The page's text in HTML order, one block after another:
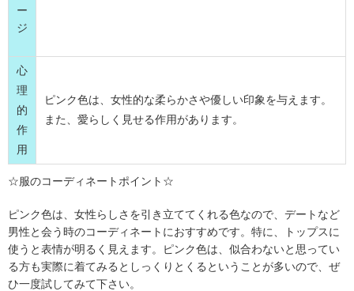
ー
ジ
心
理
的
作
用
ピンク色は、女性的な柔らかさや優しい印象を与えます。
また、愛らしく見せる作用があります。
☆服のコーディネートポイント☆
ピンク色は、女性らしさを引き立ててくれる色なので、デートなど
男性と会う時のコーディネートにおすすめです。特に、トップスに
使うと表情が明るく見えます。ピンク色は、似合わないと思ってい
る方も実際に着てみるとしっくりとくるということが多いので、ぜ
ひ一度試してみて下さい。